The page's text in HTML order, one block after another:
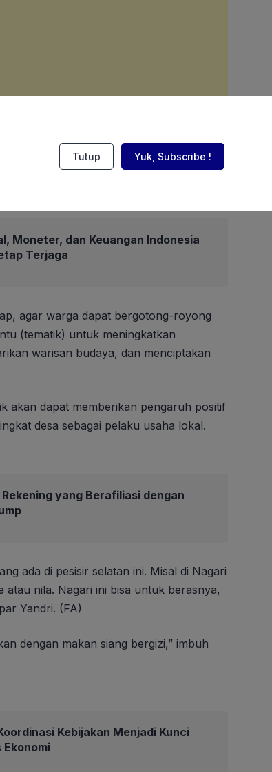
Moneter, dan Keuangan Indonesia
Terjaga
agar warga dapat bergotong-royong
(tematik) untuk meningkatkan
warisan budaya, dan menciptakan
akan dapat memberikan pengaruh positif
desa sebagai pelaku usaha lokal.
yang Berafiliasi dengan
ada di pesisir selatan ini. Misal di Nagari
nila. Nagari ini bisa untuk berasnya,
Yandri. (FA)
dengan makan siang bergizi,” imbuh
Kebijakan Menjadi Kunci
Tutup Yuk, Subscribe !